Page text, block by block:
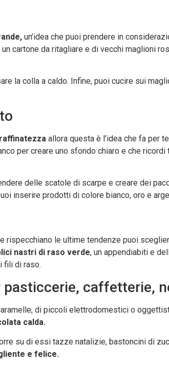
un’idea che puoi prendere in
cartone da ritagliare e di vecchi maglioni
la colla a caldo. Infine, puoi cucire sui
allora questa è l’idea che fa per
per creare uno sfondo chiaro e che ricordi
delle scatole di scarpe e creare dei
inserire prodotti di colore bianco, oro e
rispecchiano le ultime tendenze puoi
nastri di raso verde, un appendiabiti e
fili di raso.
pasticcerie, caffetterie,
di piccoli elettrodomestici o
calda.
su di essi tazze natalizie, bastoncini di
e felice.